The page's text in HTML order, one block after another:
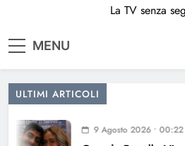
La TV senza
MENU
ULTIMI ARTICOLI
9 Agosto 2026 • 00:22